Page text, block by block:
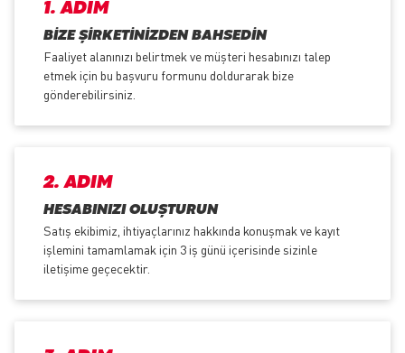
1. ADIM
BIZE ŞIRKETINIZDEN BAHSEDIN
Faaliyet alanınızı belirtmek ve müşteri hesabınızı talep
etmek için bu başvuru formunu doldurarak bize
gönderebilirsiniz.
2. ADIM
HESABINIZI OLUŞTURUN
Satış ekibimiz, ihtiyaçlarınız hakkında konuşmak ve kayıt
işlemini tamamlamak için 3 iş günü içerisinde sizinle
iletişime geçecektir.